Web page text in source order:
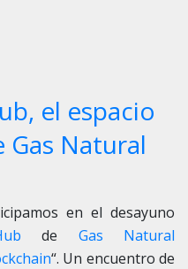
el espacio
Natural
en el desayuno
de Gas Natural
“. Un encuentro de